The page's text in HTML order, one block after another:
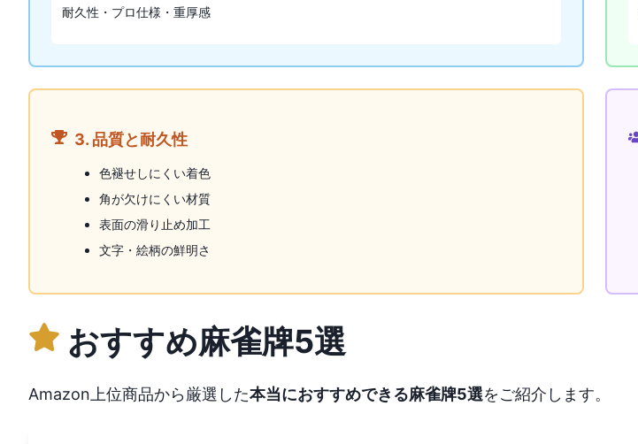
耐久性・プロ仕様・重厚感
3. 品質と耐久性
色褪せしにくい着色
角が欠けにくい材質
表面の滑り止め加工
文字・絵柄の鮮明さ
おすすめ麻雀牌5選
Amazon上位商品から厳選した本当におすすめできる麻雀牌5選をご紹介します。